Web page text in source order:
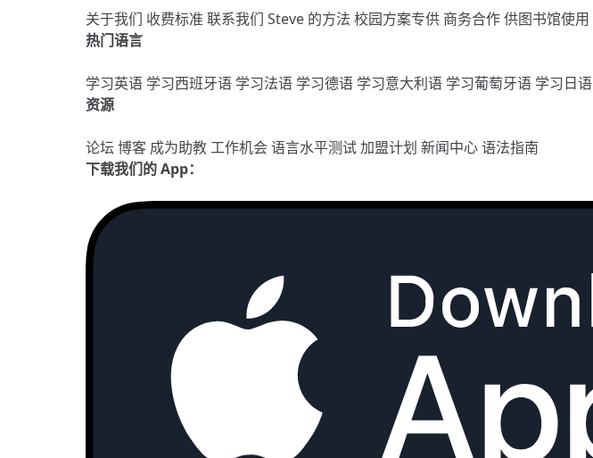
关于我们 收费标准 联系我们 Steve 的方法 校园方案专供 商务合作供图书馆使用
热门语言
学习英语 学习西班牙语 学习法语 学习德语 学习意大利语 学习葡萄牙语 学习日语
资源
论坛 博客 成为助教工作机会语言水平测试加盟计划 新闻中心语法指南
下载我们的 App：